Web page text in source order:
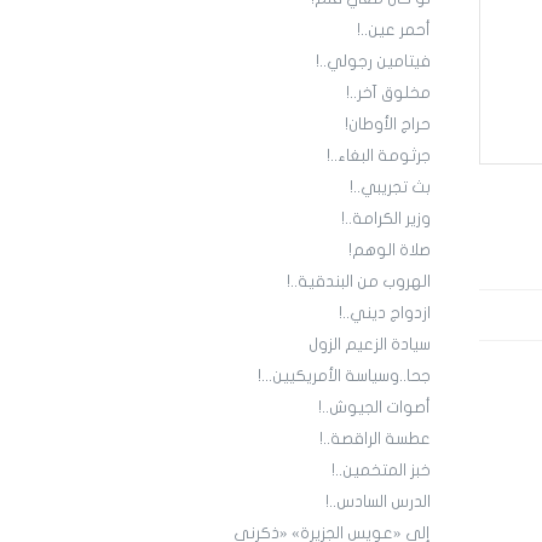
أحمر عين..!
فيتامين رجولي..!
مخلوق آخر..!
حراج الأوطان!
جرثومة البغاء..!
بث تجريبي..!
وزير الكرامة..!
صلاة الوهم!
الهروب من البندقية..!
ازدواج ديني..!
سيادة الزعيم الزول
جحا..وسياسة الأمريكيين...!
أصوات الجيوش..!
عطسة الراقصة..!
خبز المتخمين..!
الدرس السادس..!
إلى «عويس الجزيرة» «ذكرني